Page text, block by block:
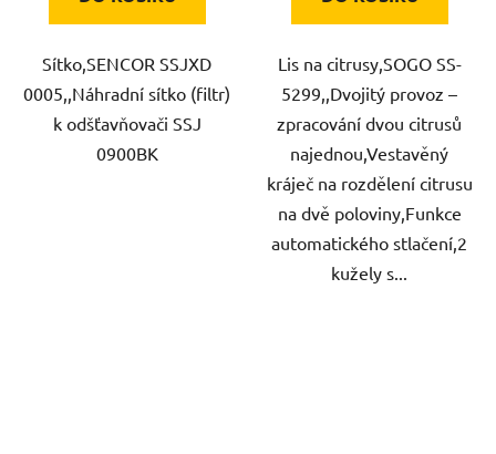
Sítko,SENCOR SSJXD
0005,,Náhradní sítko (filtr)
k odšťavňovači SSJ
0900BK
Lis na citrusy,SOGO SS-
5299,,Dvojitý provoz –
zpracování dvou citrusů
najednou,Vestavěný
kráječ na rozdělení citrusu
na dvě poloviny,Funkce
automatického stlačení,2
kužely s...